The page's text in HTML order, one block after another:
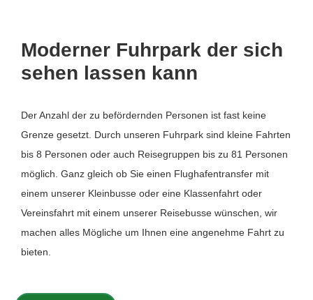
Moderner Fuhrpark der sich
sehen lassen kann
Der Anzahl der zu befördernden Personen ist fast keine
Grenze gesetzt. Durch unseren Fuhrpark sind kleine Fahrten
bis 8 Personen oder auch Reisegruppen bis zu 81 Personen
möglich. Ganz gleich ob Sie einen Flughafentransfer mit
einem unserer Kleinbusse oder eine Klassenfahrt oder
Vereinsfahrt mit einem unserer Reisebusse wünschen, wir
machen alles Mögliche um Ihnen eine angenehme Fahrt zu
bieten.